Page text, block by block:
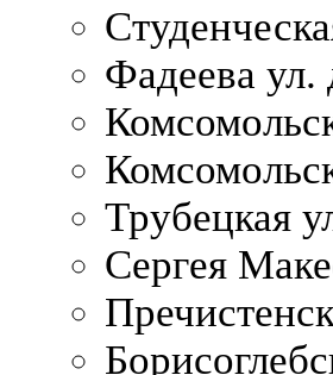
Фадеева ул.
Трубецкая
Сергея